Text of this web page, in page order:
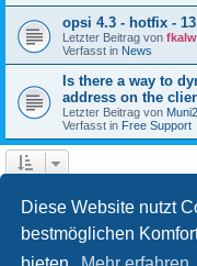
Diese Website nutzt
bestmöglichen
opsi 4.3 - hotfix -
Letzter Beitrag von
Verfasst in News
Is there a way to
address on the
Letzter Beitrag von
Verfasst in Free Support